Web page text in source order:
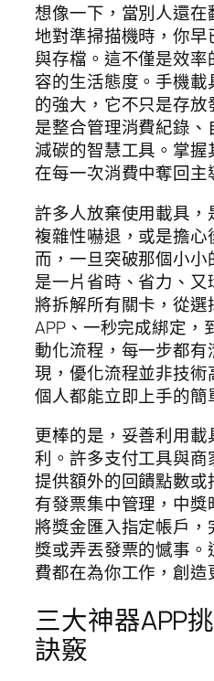
想像一下，當別人還
地對準掃描機時，你
與存檔。這不僅是效
容的生活態度。手機
的強大，它不只是存
是整合管理消費紀錄
減碳的智慧工具。掌
在每一次消費中奪回主
許多人放棄使用載具
複雜性嚇退，或是擔
而，一旦突破那個小
是一片省時、省力、
將拆解所有關卡，從選
APP、一秒完成綁定，
動化流程，每一步都
現，優化流程並非技
個人都能立即上手的簡
更棒的是，妥善利用
利。許多支付工具與
提供額外的回饋點數
有發票集中管理，中
將獎金匯入指定帳戶
獎或弄丟發票的憾事
費都在為你工作，創造
三大神器APP
訣竅